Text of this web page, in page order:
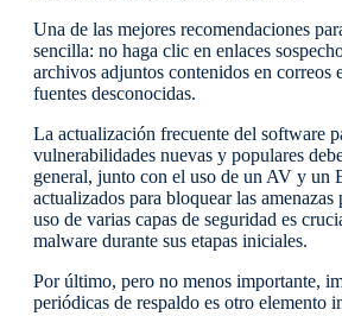
Una de las mejores recomendaciones
sencilla: no haga clic en enlaces
archivos adjuntos contenidos en correos
fuentes desconocidas.
La actualización frecuente del software
vulnerabilidades nuevas y populares
general, junto con el uso de un AV y un
actualizados para bloquear las
uso de varias capas de seguridad es
malware durante sus etapas iniciales.
Por último, pero no menos importante,
periódicas de respaldo es otro elemento